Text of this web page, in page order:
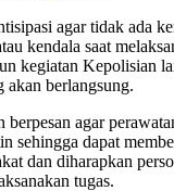
agar tidak ada
kendala saat
kegiatan Kepolisian
akan berlangsung.
agar
sehingga dapat
dan diharapkan
tugas.